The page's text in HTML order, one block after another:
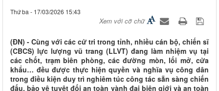
Thứ ba - 17/03/2026 15:43
Xem với cỡ chữ
(ĐN) - Cùng với các cử tri trong tỉnh, nhiều cán bộ, chiến sĩ
(CBCS) lực lượng vũ trang (LLVT) đang làm nhiệm vụ tại
các chốt, trạm biên phòng, các đường mòn, lối mở, cửa
khẩu… đều được thực hiện quyền và nghĩa vụ công dân
trong điều kiện duy trì nghiêm túc công tác sẵn sàng chiến
đấu, bảo vệ tuyệt đối an toàn vành đai biên giới và an toàn